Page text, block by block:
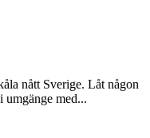
nått Sverige. Låt någon
umgänge med...